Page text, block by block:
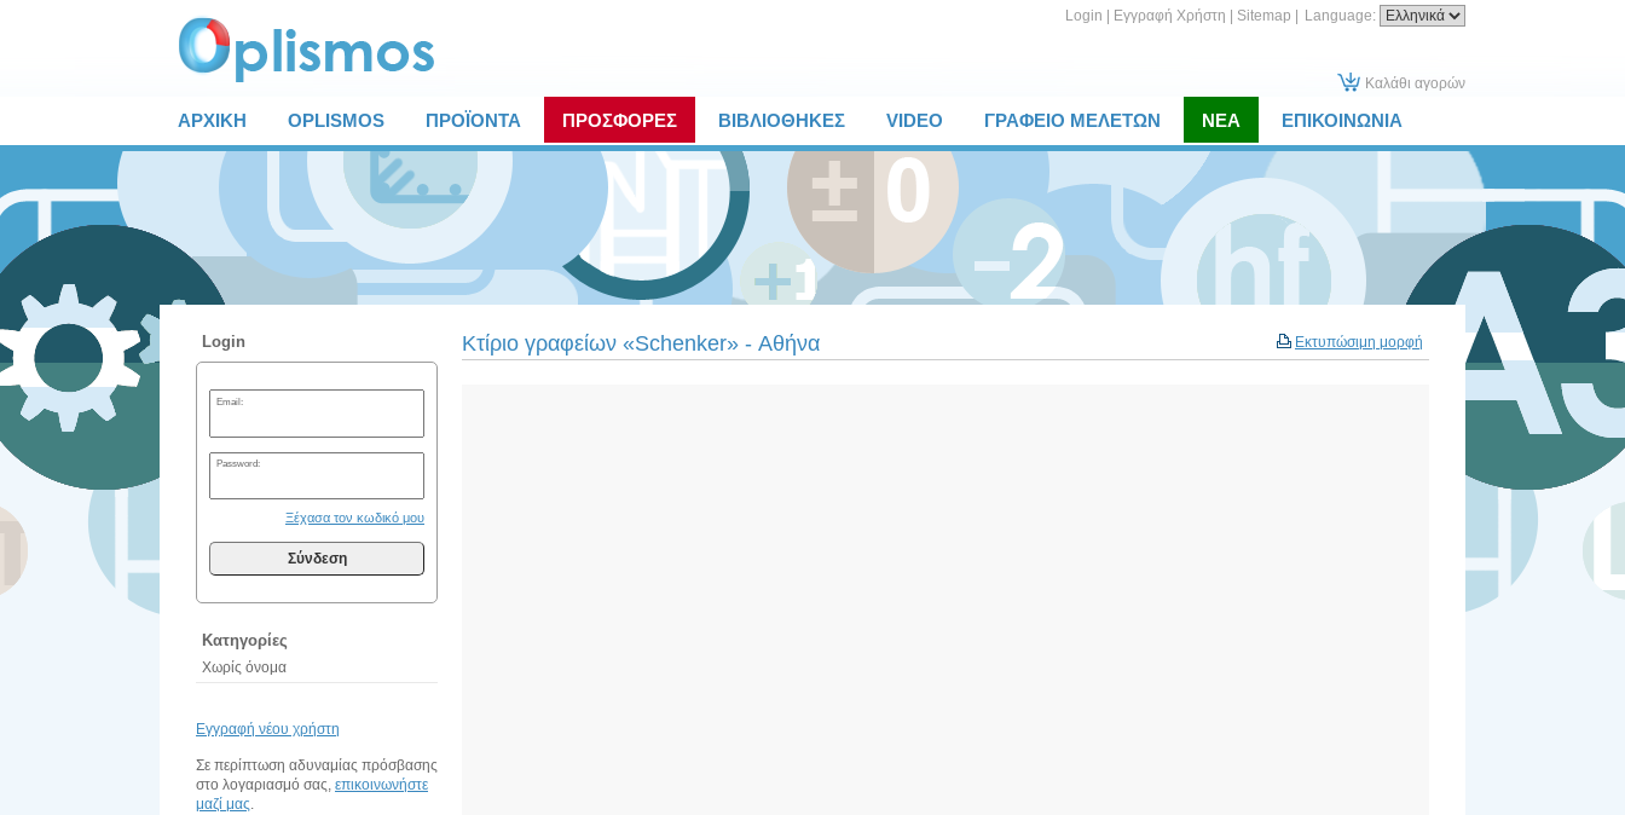
Language:
Login Εγγραφή Χρήστη Sitemap
Καλάθι αγορών
ΑΡΧΙΚΗ OPLISMOS ΠΡΟΪΟΝΤΑ ΠΡΟΣΦΟΡΕΣ ΒΙΒΛΙΟΘΗΚΕΣ VIDEO ΓΡΑΦΕΙΟ ΜΕΛΕΤΩΝ ΝΕΑ ΕΠΙΚΟΙΝΩΝΙΑ
Login
Email:
Password:
Ξέχασα τον κωδικό μου
Σύνδεση
Κατηγορίες
Χωρίς όνομα
Εγγραφή νέου χρήστη
Σε περίπτωση αδυναμίας πρόσβασης
στο λογαριασμό σας, επικοινωνήστε
μαζί μας.
Εκτυπώσιμη μορφή
Κτίριο γραφείων «Schenker» - Αθήνα